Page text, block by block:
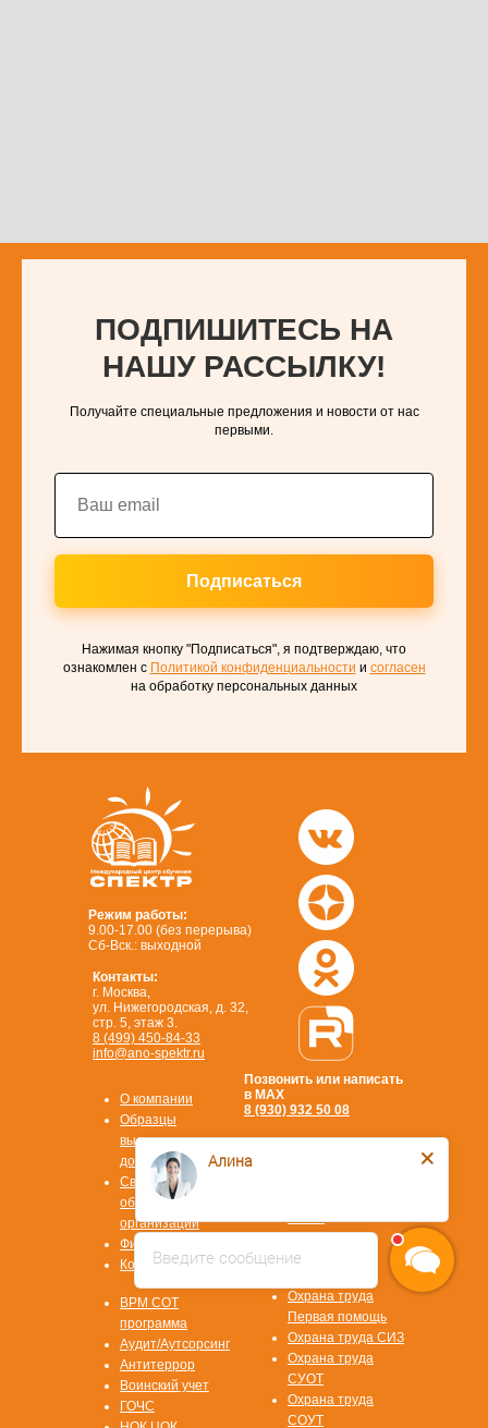
ПОДПИШИТЕСЬ НА
НАШУ РАССЫЛКУ!
Получайте специальные предложения и новости от нас
первыми.
Подписаться
Нажимая кнопку "Подписаться", я подтверждаю, что
ознакомлен с Политикой конфиденциальности и согласен
на обработку персональных данных
Режим работы:
9.00-17.00 (без перерыва)
Сб-Вск.: выходной
Позвонить или написать
в MAX
8 (930) 932 50 08
Контакты:
г. Москва,
ул. Нижегородская, д. 32,
стр. 5, этаж 3.
8 (499) 450-84-33
info@ano-spektr.ru
Стать
ОТВЕТЫ НА
ВРМ СОТ
программа
Аудит/Аутсорсинг
Антитеррор
Воинский учет
ГОЧС
Охрана труда
Первая помощь
Охрана труда СИЗ
Охрана труда
СУОТ
Охрана труда
СОУТ
О компании
Образцы
выдаваемых
документов
Сведения об
образовательной
организации
Физ. лицам
КонтактыВведите сообщение
Алина